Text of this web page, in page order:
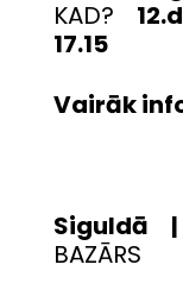
KAD?
17.15
Vairāk
Siguldā |
BAZĀRS